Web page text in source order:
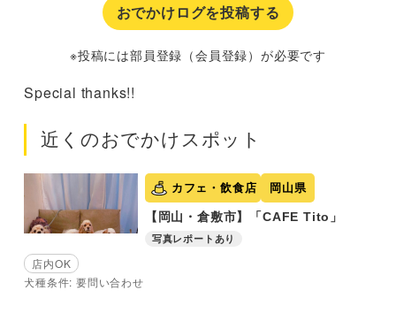
おでかけログを投稿する
※投稿には部員登録（会員登録）が必要です
Special thanks!!
近くのおでかけスポット
カフェ・飲食店 岡山県
【岡山・倉敷市】「CAFE Tito」
写真レポートあり
店内OK
犬種条件: 要問い合わせ